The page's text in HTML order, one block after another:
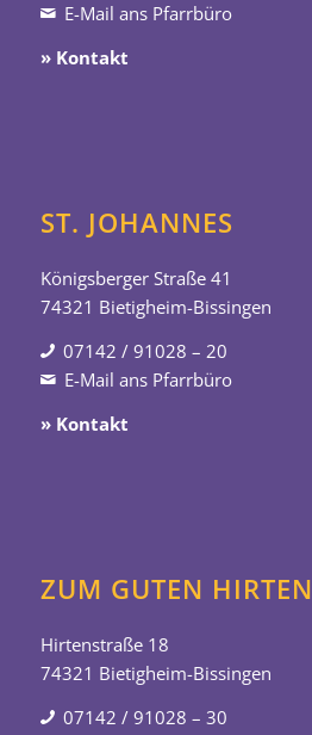
E-Mail ans Pfarrbüro
» Kontakt
ST. JOHANNES
Königsberger Straße 41
74321 Bietigheim-Bissingen
07142 / 91028 – 20
E-Mail ans Pfarrbüro
» Kontakt
ZUM GUTEN HIRTEN
Hirtenstraße 18
74321 Bietigheim-Bissingen
07142 / 91028 – 30